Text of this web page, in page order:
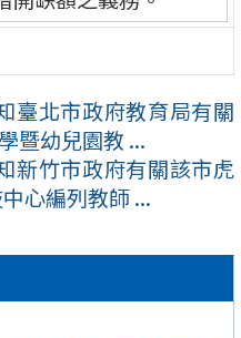
臺北市政府教育局有關
暨幼兒園教 ...
新竹市政府有關該市虎
心編列教師 ...